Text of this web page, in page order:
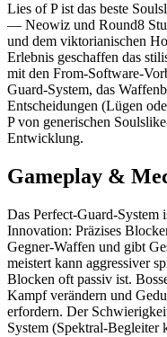
Lies of P ist das beste
— Neowiz und Round8
und dem viktorianischen
Erlebnis geschaffen das
mit den From-Software-
Guard-System, das
Entscheidungen (Lügen
P von generischen
Entwicklung.
Gameplay &
Das Perfect-Guard-System
Innovation: Präzises
Gegner-Waffen und gibt
meistert kann aggressiver
Blocken oft passiv ist.
Kampf verändern und
erfordern. Der
System (Spektral-Begleiter